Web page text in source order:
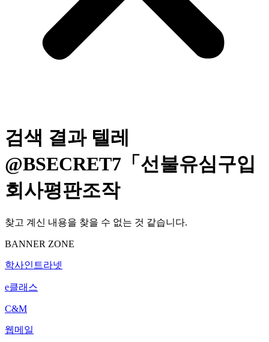
검색 결과 텔레
@BSECRET7「선불유심구입
회사평판조작
찾고 계신 내용을 찾을 수 없는 것 같습니다.
BANNER ZONE
학사인트라넷
e클래스
C&M
웹메일